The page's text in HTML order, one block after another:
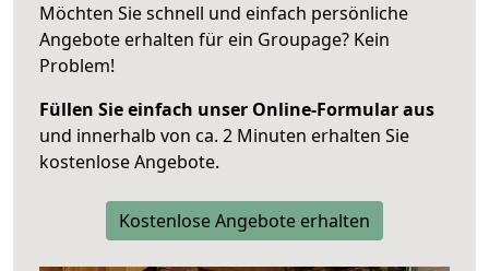
Möchten Sie schnell und einfach persönliche
Angebote erhalten für ein Groupage? Kein
Problem!
Füllen Sie einfach unser Online-Formular aus
und innerhalb von ca. 2 Minuten erhalten Sie
kostenlose Angebote.
Kostenlose Angebote erhalten